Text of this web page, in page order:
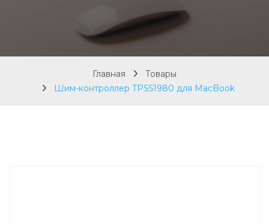
Главная
Товары
Шим-контроллер TPS51980 для MacBook